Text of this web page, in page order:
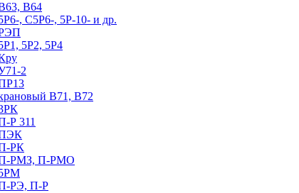
В64
, С5Р6-, 5Р-10- и др.
5Р2, 5Р4
2
В71, В72
Р 311
ПЭК
П-РК
П-РМЗ, П-РМО
П-РЭ, П-Р